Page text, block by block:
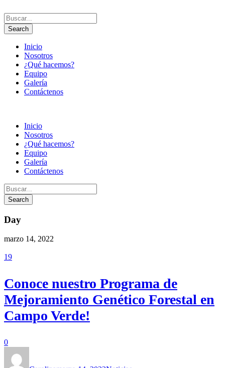
Inicio
Nosotros
¿Qué hacemos?
Equipo
Galería
Contáctenos
Inicio
Nosotros
¿Qué hacemos?
Equipo
Galería
Contáctenos
Day
marzo 14, 2022
19
Conoce nuestro Programa de
Mejoramiento Genético Forestal en
Campo Verde!
0